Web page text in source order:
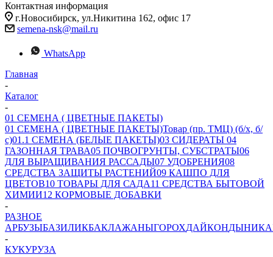
Контактная информация
г.Новосибирск, ул.Никитина 162, офис 17
semena-nsk@mail.ru
WhatsApp
Главная
-
Каталог
-
01 СЕМЕНА ( ЦВЕТНЫЕ ПАКЕТЫ)
01 СЕМЕНА ( ЦВЕТНЫЕ ПАКЕТЫ)Товар (пр. ТМЦ) (б/х, б/
с)01.1 СЕМЕНА (БЕЛЫЕ ПАКЕТЫ)03 СИДЕРАТЫ 04
ГАЗОННАЯ ТРАВА05 ПОЧВОГРУНТЫ, СУБСТРАТЫ06
ДЛЯ ВЫРАЩИВАНИЯ РАССАДЫ07 УДОБРЕНИЯ08
СРЕДСТВА ЗАЩИТЫ РАСТЕНИЙ09 КАШПО ДЛЯ
ЦВЕТОВ10 ТОВАРЫ ДЛЯ САДА11 СРЕДСТВА БЫТОВОЙ
ХИМИИ12 КОРМОВЫЕ ДОБАВКИ
-
РАЗНОЕ
АРБУЗЫБАЗИЛИКБАКЛАЖАНЫГОРОХДАЙКОНДЫНИ
-
КУКУРУЗА